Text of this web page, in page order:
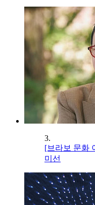
3.
[브라보 문화
미선